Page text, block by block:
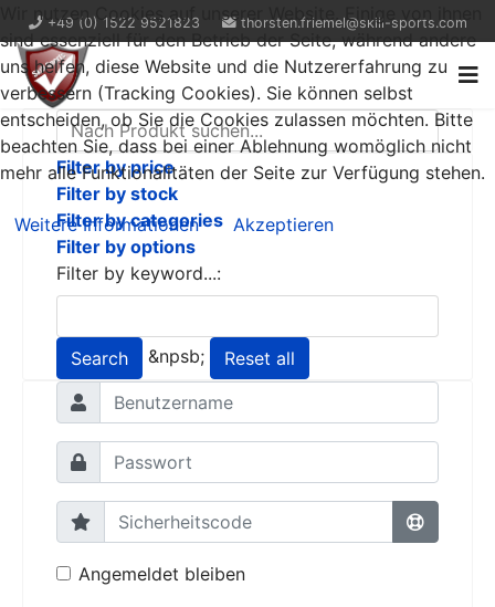
+49 (0) 1522 9521823 thorsten.friemel@skill-sports.com
Filter by price
Filter by stock
Filter by categories
Filter by options
Filter by keyword...:
Search &npsb; Reset all
Angemeldet bleiben
Wir nutzen Cookies auf unserer Website. Einige von ihnen
sind essenziell für den Betrieb der Seite, während andere
uns helfen, diese Website und die Nutzererfahrung zu
verbessern (Tracking Cookies). Sie können selbst
entscheiden, ob Sie die Cookies zulassen möchten. Bitte
beachten Sie, dass bei einer Ablehnung womöglich nicht
mehr alle Funktionalitäten der Seite zur Verfügung stehen.
Weitere Informationen Akzeptieren